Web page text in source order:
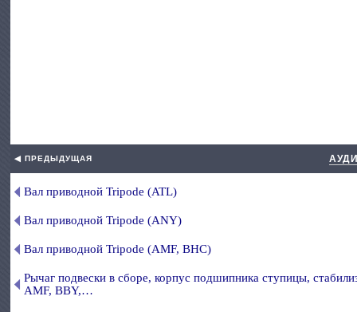
◀ ПРЕДЫДУЩАЯ
Вал приводной Tripode (ATL)
Вал приводной Tripode (ANY)
Вал приводной Tripode (AMF, BHC)
Рычаг подвески в сборе, корпус подшипника ступицы,
AMF, ВBY,…